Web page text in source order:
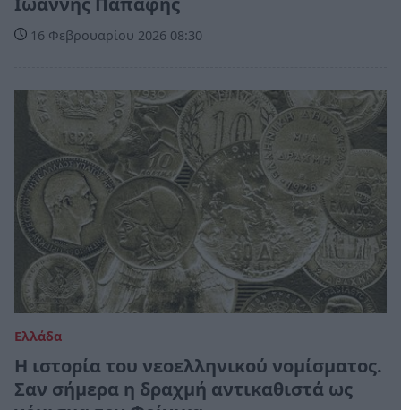
16 Φεβρουαρίου 2026 08:30
Ελλάδα
Η ιστορία του νεοελληνικού νομίσματος.
Σαν σήμερα η δραχμή αντικαθιστά ως